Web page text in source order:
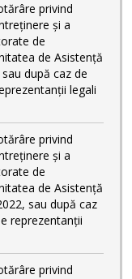
privind
și a
de
de Asistență
după caz de
legali
privind
și a
de
de Asistență
sau după caz
reprezentanții
privind